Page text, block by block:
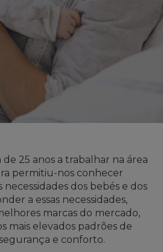
de 25 anos a trabalhar na área
permitiu-nos conhecer
dos bebés e dos
a essas necessidades,
marcas do mercado,
mais elevados padrões de
e conforto.